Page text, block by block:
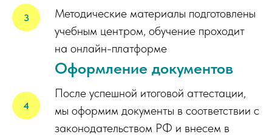
Методические материалы подготовлены
учебным центром, обучение проходит
на онлайн-платформе
Оформление документов
После успешной итоговой аттестации,
мы оформим документы в соответствии с
законодательством РФ и внесем в